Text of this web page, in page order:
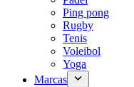
Ping pong
Rugby
Tenis
Voleibol
Yoga
Marcas